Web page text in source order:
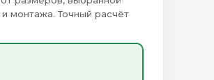
монтажа. Точный расчёт